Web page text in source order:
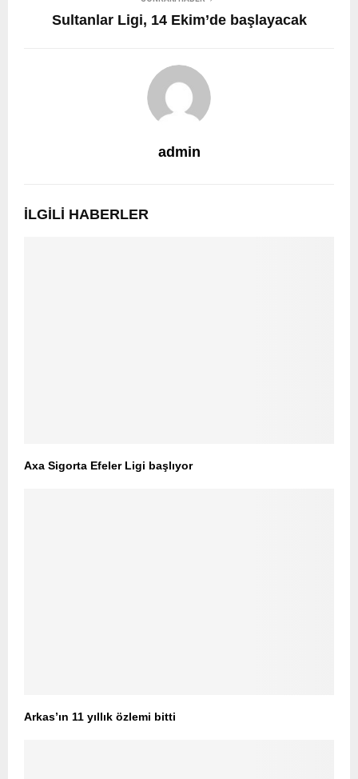
Sultanlar Ligi, 14 Ekim’de başlayacak
admin
İLGILI HABERLER
Axa Sigorta Efeler Ligi başlıyor
Arkas’ın 11 yıllık özlemi bitti